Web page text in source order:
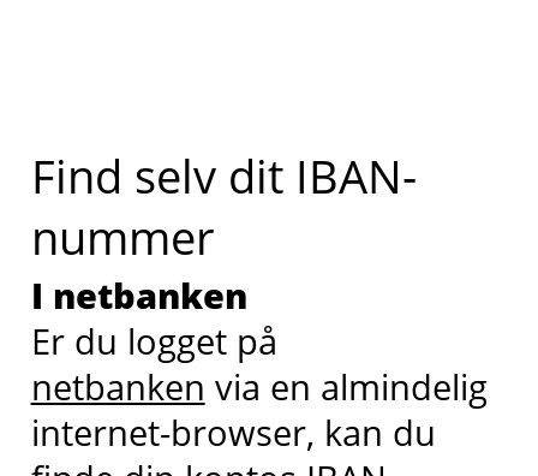
Find selv dit IBAN-
nummer
I netbanken
Er du logget på
netbanken via en almindelig
internet-browser, kan du